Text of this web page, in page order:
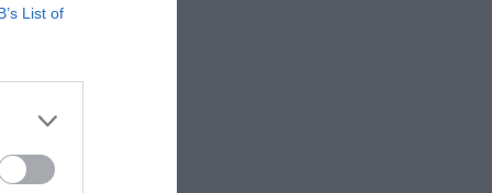
List of